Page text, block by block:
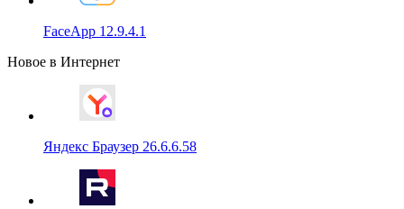
FaceApp 12.9.4.1
Новое в Интернет
Яндекс Браузер 26.6.6.58